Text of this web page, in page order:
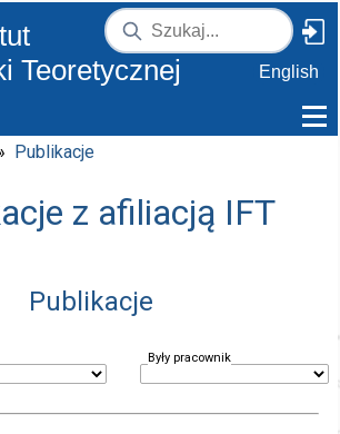
Teoretycznej
English
Publikacje
z afiliacją IFT
Publikacje
Były pracownik